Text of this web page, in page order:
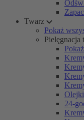
Twarz
Pokaż
Pielęgnacja
24-